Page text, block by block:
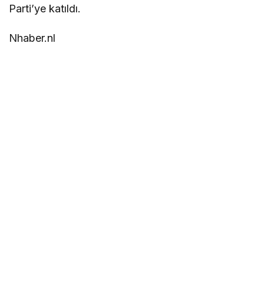
Parti’ye katıldı.
Nhaber.nl